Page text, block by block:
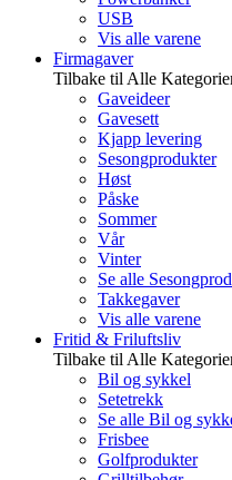
USB
Vis alle varene
Firmagaver
Tilbake til Alle
Gaveideer
Gavesett
Kjapp levering
Sesongprodukter
Høst
Påske
Sommer
Vår
Vinter
Se alle
Takkegaver
Vis alle varene
Fritid & Friluftsliv
Tilbake til Alle
Bil og sykkel
Setetrekk
Se alle Bil og
Frisbee
Golfprodukter